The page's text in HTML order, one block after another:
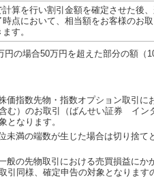
計算を行い割引金額を確定させた後
時点において、相当額をお客様のお
す。
の場合50万円を超えた部分の額（
指数先物・指数オプション取引に
む）のお取引（ばんせい証券 イ
となります。
満の端数が生じた場合は切り捨て
般の先物取引における売買損益にか
引同様、確定申告の対象となります